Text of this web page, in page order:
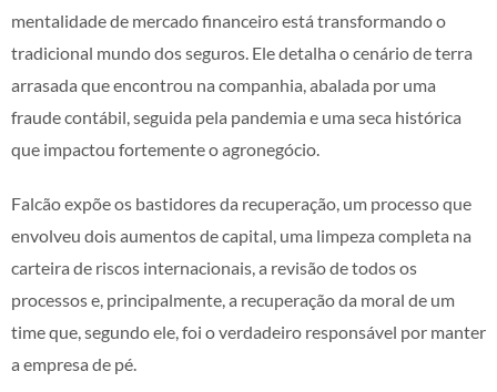
mentalidade de mercado financeiro está transformando o
tradicional mundo dos seguros. Ele detalha o cenário de terra
arrasada que encontrou na companhia, abalada por uma
fraude contábil, seguida pela pandemia e uma seca histórica
que impactou fortemente o agronegócio.
Falcão expõe os bastidores da recuperação, um processo que
envolveu dois aumentos de capital, uma limpeza completa na
carteira de riscos internacionais, a revisão de todos os
processos e, principalmente, a recuperação da moral de um
time que, segundo ele, foi o verdadeiro responsável por manter
a empresa de pé.